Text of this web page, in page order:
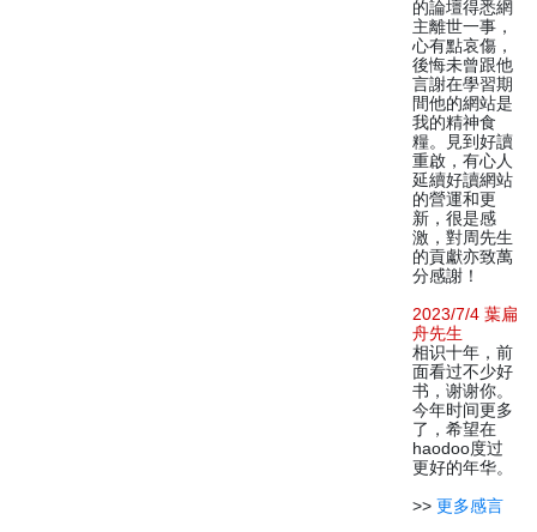
的論壇得悉網
主離世一事，
心有點哀傷，
後悔未曾跟他
言謝在學習期
間他的網站是
我的精神食
糧。見到好讀
重啟，有心人
延續好讀網站
的營運和更
新，很是感
激，對周先生
的貢獻亦致萬
分感謝！
2023/7/4 葉扁
舟先生
相识十年，前
面看过不少好
书，谢谢你。
今年时间更多
了，希望在
haodoo度过
更好的年华。
>> 更多感言